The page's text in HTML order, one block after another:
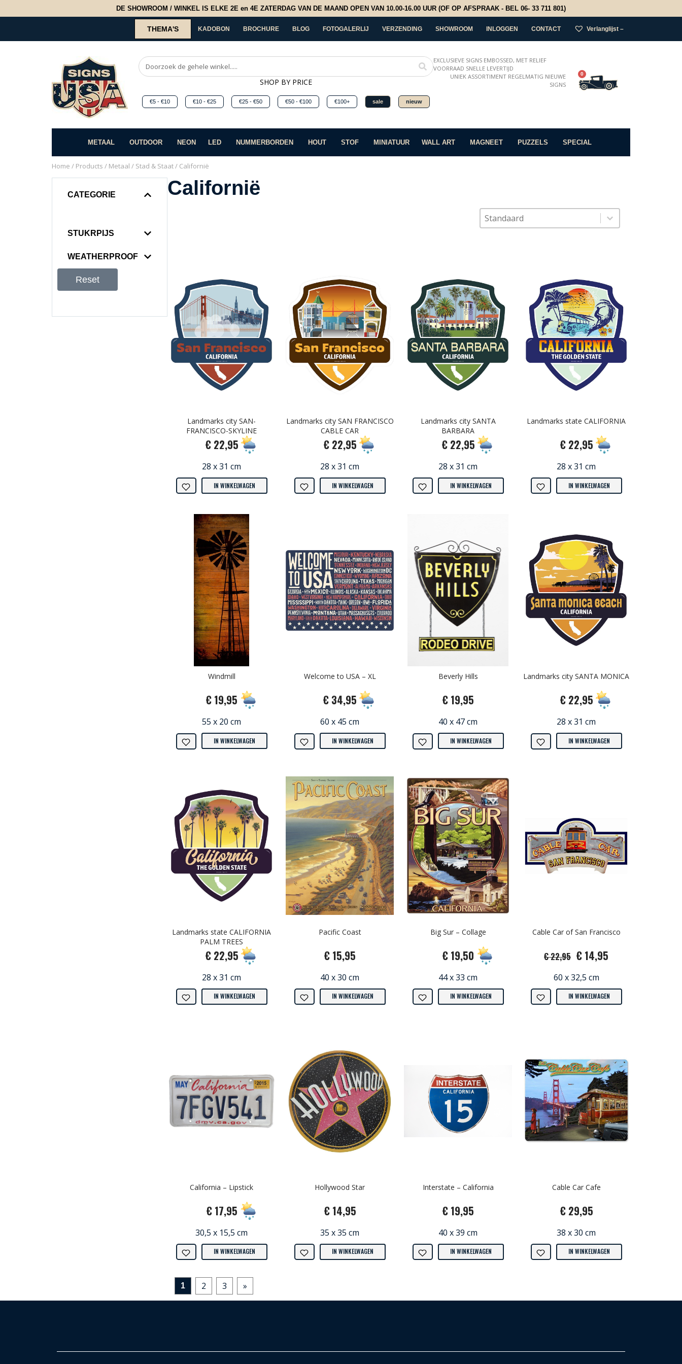
DE SHOWROOM / WINKEL IS ELKE 2E en 4E ZATERDAG VAN DE MAAND OPEN VAN 10.00-16.00 UUR (OF OP AFSPRAAK - BEL 06- 33 711 801)
THEMA'S KADOBON BROCHURE BLOG FOTOGALERLIJ VERZENDING SHOWROOM INLOGGEN CONTACT Verlanglijst –
SHOP BY PRICE
€5 - €10 €10 - €25 €25 - €50 €50 - €100 €100+ sale nieuw
EXCLUSIEVE SIGNS EMBOSSED, MET RELIEF
VOORRAAD SNELLE LEVERTIJD
UNIEK ASSORTIMENT REGELMATIG NIEUWE
SIGNS
0
METAAL OUTDOOR NEON LED NUMMERBORDEN HOUT STOF MINIATUUR WALL ART MAGNEET PUZZELS SPECIAL
Home / Products / Metaal / Stad & Staat/ Californië
CATEGORIE
STUKRPIJS
WEATHERPROOF
Reset
Californië
Sorteer op
Sort content
Sort content
Landmarks city SAN-
FRANCISCO-SKYLINE
€ 22,95
28 x 31 cm
IN WINKELWAGEN
Landmarks city SAN FRANCISCO
CABLE CAR
€ 22,95
28 x 31 cm
IN WINKELWAGEN
Landmarks city SANTA
BARBARA
€ 22,95
28 x 31 cm
IN WINKELWAGEN
Landmarks state CALIFORNIA
€ 22,95
28 x 31 cm
IN WINKELWAGEN
Windmill
€ 19,95
55 x 20 cm
IN WINKELWAGEN
Welcome to USA – XL
€ 34,95
60 x 45 cm
IN WINKELWAGEN
Beverly Hills
€ 19,95
40 x 47 cm
IN WINKELWAGEN
Landmarks city SANTA MONICA
€ 22,95
28 x 31 cm
IN WINKELWAGEN
Landmarks state CALIFORNIA
PALM TREES
€ 22,95
28 x 31 cm
IN WINKELWAGEN
Pacific Coast
€ 15,95
40 x 30 cm
IN WINKELWAGEN
Big Sur – Collage
€ 19,50
44 x 33 cm
IN WINKELWAGEN
Cable Car of San Francisco
€ 22,95 € 14,95
60 x 32,5 cm
IN WINKELWAGEN
California – Lipstick
€ 17,95
30,5 x 15,5 cm
IN WINKELWAGEN
Hollywood Star
€ 14,95
35 x 35 cm
IN WINKELWAGEN
Interstate – California
€ 19,95
40 x 39 cm
IN WINKELWAGEN
Cable Car Cafe
€ 29,95
38 x 30 cm
IN WINKELWAGEN
1 2 3 »